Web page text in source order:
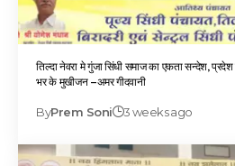
तिल्दा नेवरा मे गुंजा सिंधी समाज का एकता सन्देश,
भर के मुखीजन –अमर गीदवानी
ByPrem Soni 3 weeks ago